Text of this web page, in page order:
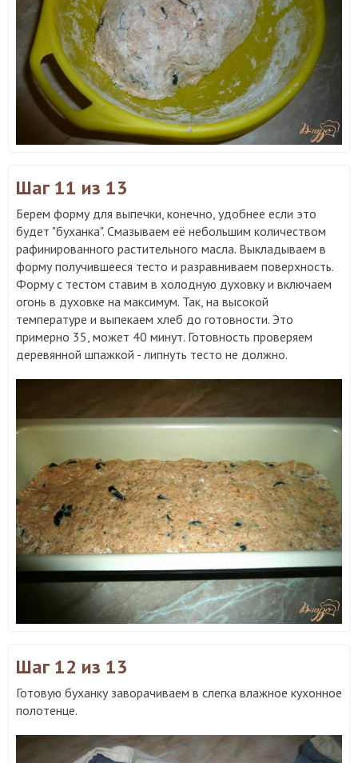
Шаг 11 из 13
Берем форму для выпечки, конечно, удобнее если это
будет "буханка". Смазываем её небольшим количеством
рафинированного растительного масла. Выкладываем в
форму получившееся тесто и разравниваем поверхность.
Форму с тестом ставим в холодную духовку и включаем
огонь в духовке на максимум. Так, на высокой
температуре и выпекаем хлеб до готовности. Это
примерно 35, может 40 минут. Готовность проверяем
деревянной шпажкой - липнуть тесто не должно.
Шаг 12 из 13
Готовую буханку заворачиваем в слегка влажное кухонное
полотенце.